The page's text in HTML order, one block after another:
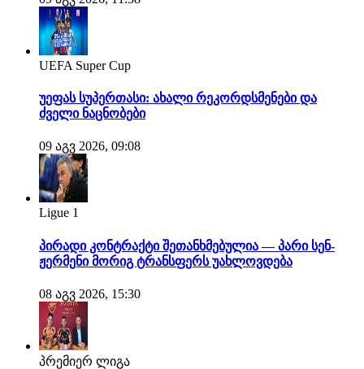
UEFA Super Cup
უეფას სუპერთასი: ახალი რეკორდსმენები და
ძველი ნაცნობები
09 აგვ 2026, 09:08
Ligue 1
პირადი კონტრაქტი შეთანხმებულია — პარი სენ-
ჟერმენი მორიგ ტრანსფერს უახლოვდება
08 აგვ 2026, 15:30
პრემიერ ლიგა